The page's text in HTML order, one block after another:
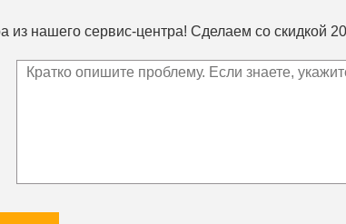
нашего сервис-центра! Сделаем со скидкой